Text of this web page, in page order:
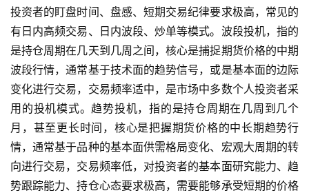
原
油
投资者的盯盘时间、盘感、短期交易纪律要求极高，常见的
有日内高频交易、日内波段、炒单等模式。波段投机，指的
是持仓周期在几天到几周之间，核心是捕捉期货价格的中期
波段行情，通常基于技术面的趋势信号，或是基本面的边际
变化进行交易，交易频率适中，是市场中多数个人投资者采
用的投机模式。趋势投机，指的是持仓周期在几周到几个
月，甚至更长时间，核心是把握期货价格的中长期趋势行
情，通常基于品种的基本面供需格局变化、宏观大周期的转
向进行交易，交易频率低，对投资者的基本面研究能力、趋
势跟踪能力、持仓心态要求极高，需要能够承受短期的价格